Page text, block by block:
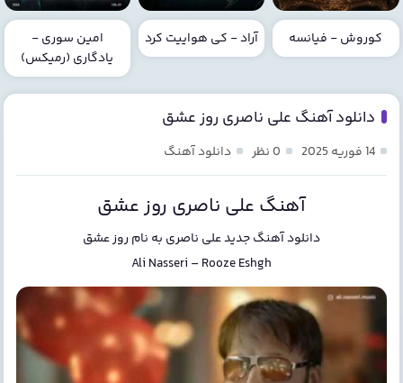
کوروش - فیانسه آراد - کی هواییت کرد
امین سوری -
یادگاری (رمیکس)
دانلود آهنگ علی ناصری روز عشق
14 فوریه 2025 0 نظر دانلود آهنگ
آهنگ علی ناصری روز عشق
دانلود آهنگ جدیدعلی ناصری به نام روز عشق
Ali Nasseri –Rooze Eshgh